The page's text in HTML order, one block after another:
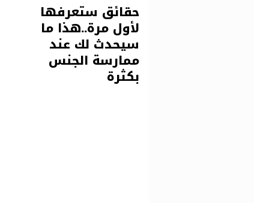
حقائق ستعرفها
لأول مرة..هذا ما
سيحدث لك عند
ممارسة الجنس
بكثرة